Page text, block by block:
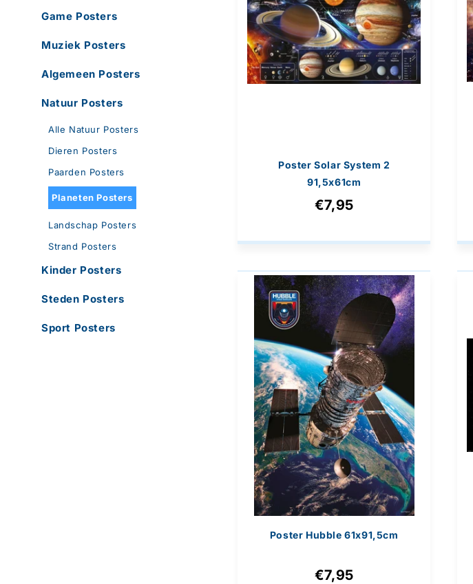
t
e
Game Posters
Muziek Posters
Algemeen Posters
Natuur Posters
Alle Natuur Posters
Dieren Posters
Paarden Posters
Planeten Posters
Landschap Posters
Strand Posters
Kinder Posters
Steden Posters
Sport Posters
Poster Solar System 2
91,5x61cm
€7,95
Poster Hubble 61x91,5cm
€7,95